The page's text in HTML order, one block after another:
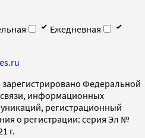
Ежедневная
зарегистрировано Федеральной
информационных
регистрационный
о регистрации: серия Эл №
г.